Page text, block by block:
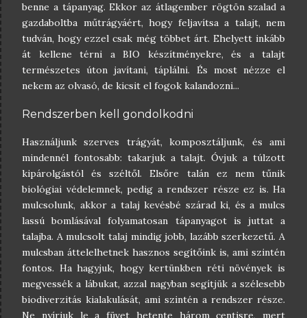
benne a tápanyag. Ekkor az átlagember rögtön szalad a
gazdaboltba műtrágyáért, hogy feljavítsa a talajt, nem
tudván, hogy ezzel csak még többet árt. Ehelyett inkább
át kellene térni a BIO készítményekre, és a talajt
természetes úton javítani, táplálni. És most nézze el
nekem az olvasó, de kicsit el fogok kalandozni...
Rendszerben kell gondolkodni
Használjunk szerves trágyát, komposztáljunk, és ami
mindennél fontosabb: takarjuk a talajt. Óvjuk a túlzott
kipárolgástól és széltől. Elsőre talán ez nem tűnik
biológiai védelemnek, pedig a rendszer része ez is. Ha
mulcsolunk, akkor a talaj kevésbé szárad ki, és a mulcs
lassú bomlásával folyamatosan tápanyagot is juttat a
talajba. A mulcsolt talaj mindig jobb, lazább szerkezetű. A
mulcsban áttelelhetnek hasznos segítőink is, ami szintén
fontos. Ha hagyjuk, hogy kertünkben réti növények is
megvessék a lábukat, azzal nagyban segítjük a szélesebb
biodiverzitás kialakulását, ami szintén a rendszer része.
Ne nyírjuk le a füvet hetente három centisre, mert